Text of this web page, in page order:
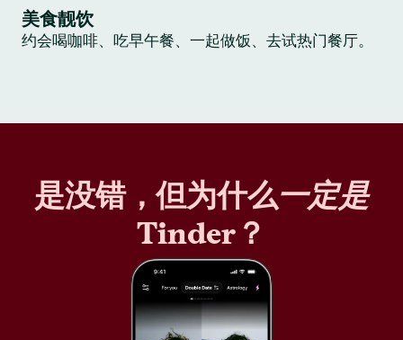
美食靓饮
约会喝咖啡、吃早午餐、一起做饭、去试热门餐厅。
是没错，但为什么一定是
Tinder？